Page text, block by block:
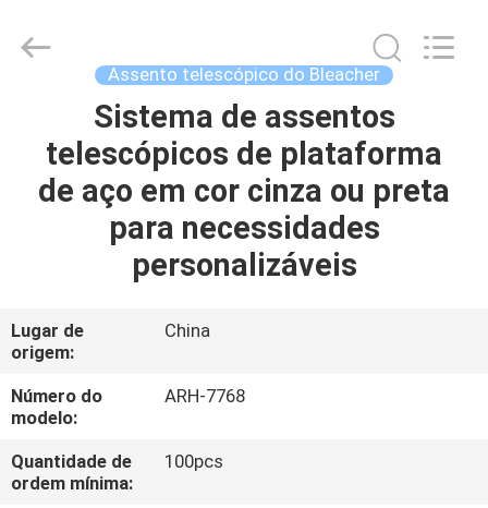
PRODUTOS
EXCURSÃO
DA
FÁBRICA
Commercial
Co.,Ltd.
Assento telescópico do Bleacher
Sistema de assentos
telescópicos de plataforma
de aço em cor cinza ou preta
para necessidades
personalizáveis
Lugar de
origem:
China
Número do
modelo:
ARH-7768
Quantidade de
ordem mínima:
100pcs